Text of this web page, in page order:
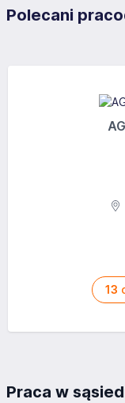
Polecani
13
Praca w